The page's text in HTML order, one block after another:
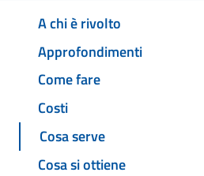
A chi è rivolto
Approfondimenti
Come fare
Costi
Cosa serve
Cosa si ottiene